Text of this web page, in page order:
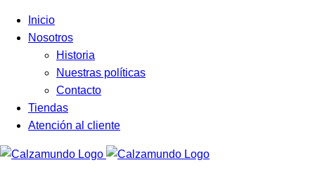
Facebook
Instagram
Tiktok
Inicio
Nosotros
Historia
Nuestras políticas
Contacto
Tiendas
Atención al cliente